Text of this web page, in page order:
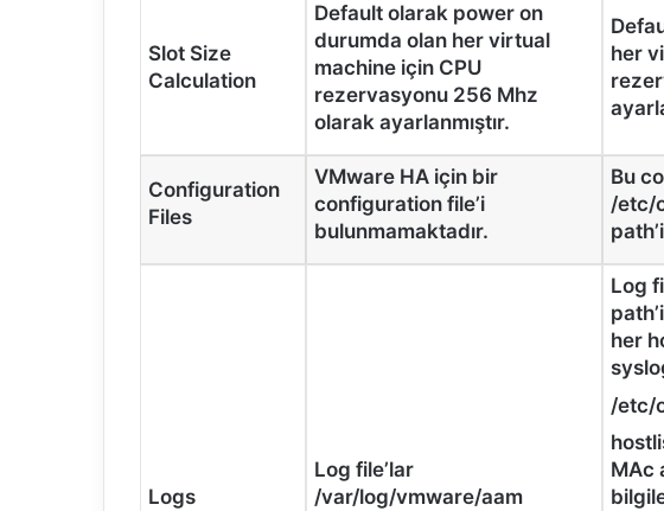
Slot Size
Calculation
Default olarak power on
durumda olan her virtual
machine için CPU
rezervasyonu 256 Mhz
olarak ayarlanmıştır.
her
Configuration
Files
VMware HA için bir
configuration file’i
bulunmamaktadır.
Bu
/etc/
Logs
Log file’lar
/var/log/vmware/aam
Log
her
/etc/
MAc